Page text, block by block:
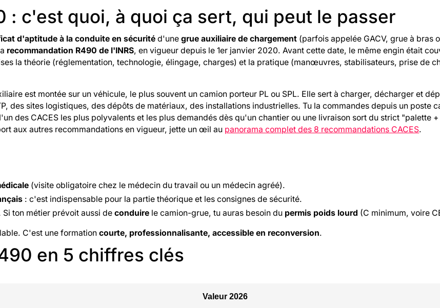
: c'est quoi, à quoi ça sert, qui peut le passer
d'aptitude à la conduite en sécurité d'unegrue auxiliaire de chargement (parfois appelée GACV, grue à bras
recommandation R490 de l'INRS, en vigueur depuis le 1er janvier 2020. Avant cette date, le même engin était
la théorie (réglementation, technologie, élingage, charges) et la pratique (manœuvres, stabilisateurs, prise de
est montée sur un véhicule, le plus souvent un camion porteur PL ou SPL. Elle sert à charger, décharger et
des sites logistiques, des dépôts de matériaux, des installations industrielles. Tu la commandes depuis un poste
des CACES les plus polyvalents et les plus demandés dès qu'un chantier ou une livraison sort du strict "palette
aux autres recommandations en vigueur, jette un œil au panorama complet des 8 recommandations CACES.
(visite obligatoire chez le médecin du travail ou un médecin agréé).
: c'est indispensable pour la partie théorique et les consignes de sécurité.
ton métier prévoit aussi deconduire le camion-grue, tu auras besoin du permis poids lourd (C minimum, voire
C'est une formationcourte, professionnalisante, accessible en reconversion.
en 5 chiffres clés
Valeur 2026